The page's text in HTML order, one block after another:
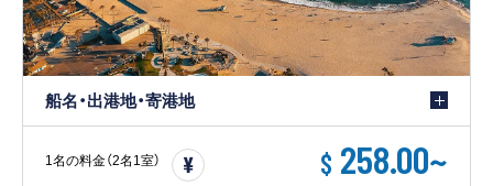
船名・出港地・寄港地
1名の料金（2名1室） $ 258.00~